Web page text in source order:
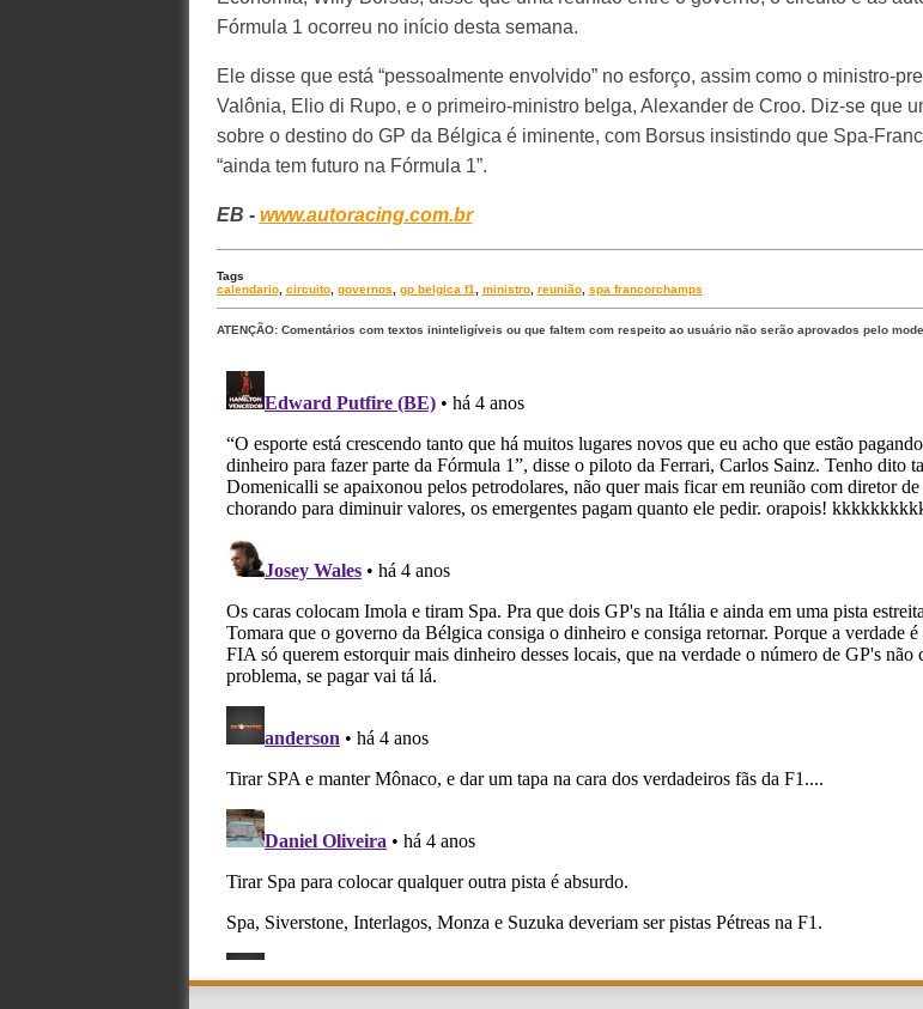
Fórmula 1 ocorreu no início desta semana.
Ele disse que está “pessoalmente envolvido” no esforço, assim como o ministro-
Valônia, Elio di Rupo, e o primeiro-ministro belga, Alexander de Croo. Diz-se que
sobre o destino do GP da Bélgica é iminente, com Borsus insistindo que Spa-
“ainda tem futuro na Fórmula 1”.
EB - www.autoracing.com.br
Tags
calendario, circuito, governos, gp belgica f1, ministro, reunião, spa francorchamps
ATENÇÃO: Comentários com textos ininteligíveis ou que faltem com respeito ao usuário não serão aprovados pelo